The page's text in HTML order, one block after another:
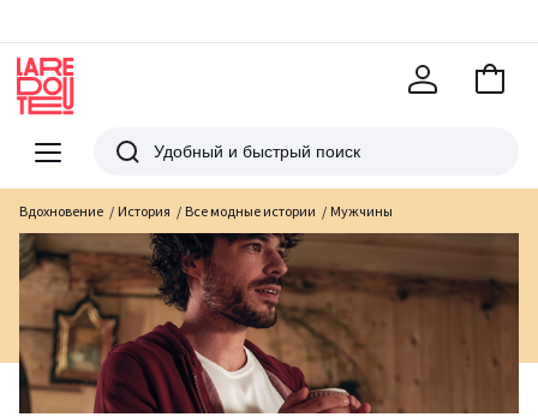
Меню
Redoute
Поиск
В
Вдохновение История Все модные истории Мужчины